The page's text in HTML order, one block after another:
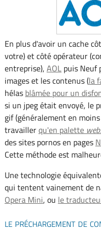
En plus d'avoir un cache
votre) et côté opérateur
entreprise), AOLpuis Neuf
images et les contenus (la
hélas blâmée pour un
si un jpeg était envoyé, le
gif (généralement en
travaillerqu'en palette
des sites pornos en pages
Cette méthode est
Une technologie
qui tentent vainement de
Opera Mini, ou le
le préchargement de